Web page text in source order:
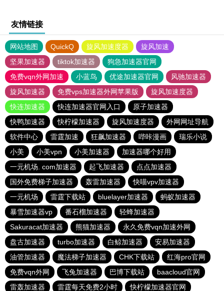
友情链接
网站地图 QuickQ 旋风加速度器
旋风加速
坚果加速器
tiktok加速器
狗急加速器官网
免费vqn外网加速
小蓝鸟 优途加速器官网
风驰加速器
旋风加速器
免费vps加速器外网苹果版
旋风加速度器
快连加速器
快连加速器官网入口
原子加速器
快鸭加速器
快柠檬加速器 旋风加速度器
外网网址导航
软件中心
雷霆加速 狂飙加速器 哔咔漫画
瑞乐小说
小美
小美vpn 小美加速器
加速器哪个好用
一元机场. com加速器
起飞加速器
点点加速器
国外免费梯子加速器
轰雷加速器
快喵vpv加速器
一元机场
雷霆下载站 bluelayer加速器
蚂蚁加速器
暴雪加速器vp
番石榴加速器
轻蜂加速器
Sakuracat加速器
熊猫加速器
永久免费vqn加速外网
盘古加速器
turbo加速器 白鲸加速器
安易加速器
油管加速器
魔法梯子加速器 CHK下载站
红海pro官网
免费vqn外网
飞兔加速器 巴博下载站
baacloud官网
雷轰加速器
雷霆每天免费2小时 快柠檬加速器官网